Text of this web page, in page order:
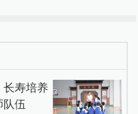
长寿培养
队伍